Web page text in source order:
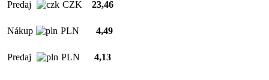
Predaj CZK 23,46
Nákup PLN 4,49
Predaj PLN 4,13